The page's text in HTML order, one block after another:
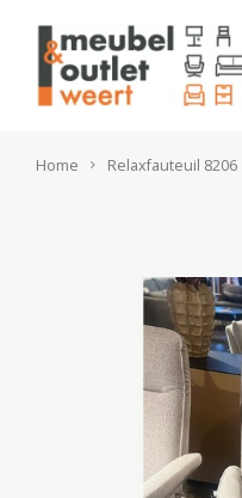
Home Relaxfauteuil 8206